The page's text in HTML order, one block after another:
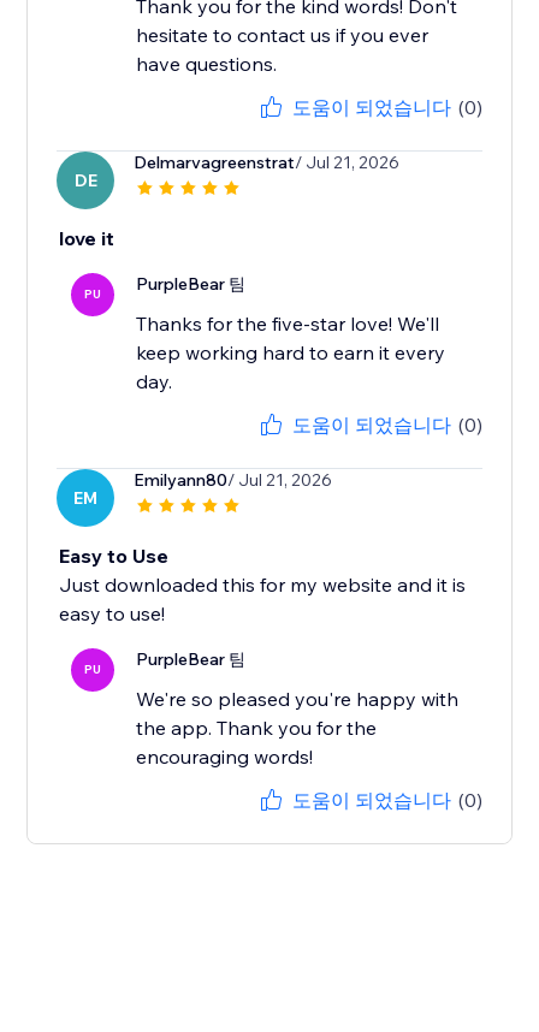
Thank you for the kind words! Don't
hesitate to contact us if you ever
have questions.
도움이 되었습니다 (0)
DE
Delmarvagreenstrat/ Jul 21, 2026
love it
PU PurpleBear 팀
Thanks for the five-star love! We'll
keep working hard to earn it every
day.
도움이 되었습니다 (0)
EM
Emilyann80/ Jul 21, 2026
Easy to Use
Just downloaded this for my website and it is
easy to use!
PU PurpleBear 팀
We're so pleased you're happy with
the app. Thank you for the
encouraging words!
도움이 되었습니다 (0)